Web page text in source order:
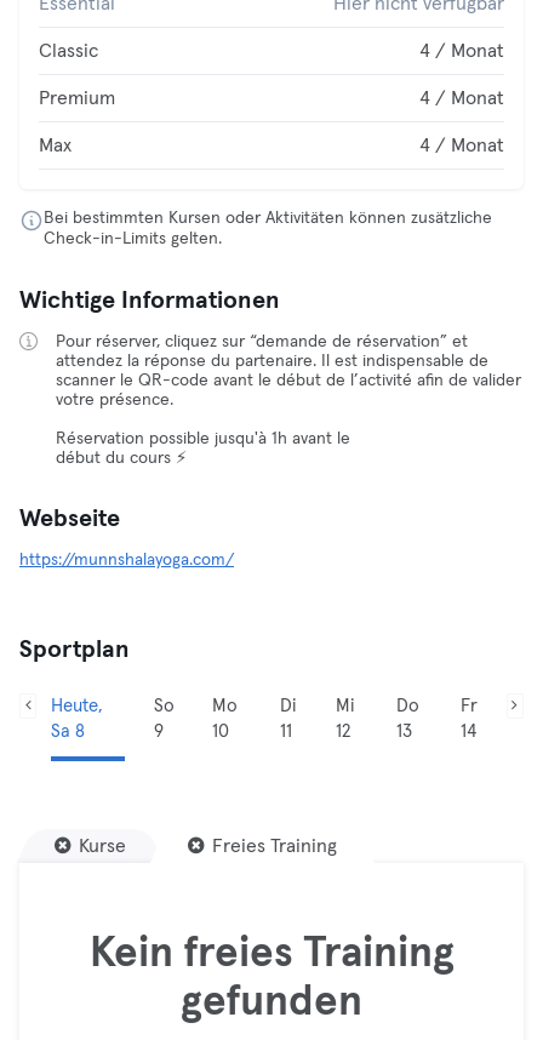
Classic 4 / Monat
Premium 4 / Monat
Max 4 / Monat
Bei bestimmten Kursen oder Aktivitäten können zusätzliche
Check-in-Limits gelten.
Wichtige Informationen
Pour réserver, cliquez sur “demande de réservation” et
attendez la réponse du partenaire. Il est indispensable de
scanner le QR-code avant le début de l’activité afin de valider
votre présence.
Réservation possible jusqu'à 1h avant le
début du cours ⚡️
Webseite
https://munnshalayoga.com/
Sportplan
Heute,
Sa 8
So
9
Mo
10
Di
11
Mi
12
Do
13
Fr
14
Kurse Freies Training
Kein freies Training
gefunden